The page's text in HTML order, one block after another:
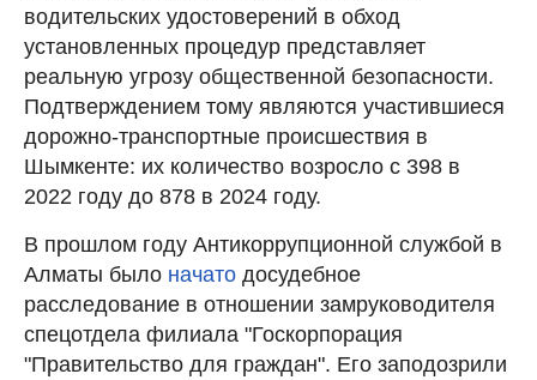
водительских удостоверений в обход
установленных процедур представляет
реальную угрозу общественной безопасности.
Подтверждением тому являются участившиеся
дорожно-транспортные происшествия в
Шымкенте: их количество возросло с 398 в
2022 году до 878 в 2024 году.
В прошлом году Антикоррупционной службой в
Алматы было начато досудебное
расследование в отношении замруководителя
спецотдела филиала "Госкорпорация
"Правительство для граждан". Его заподозрили